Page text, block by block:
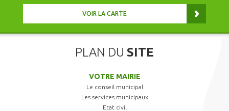
VOIR LA CARTE
PLAN DU SITE
VOTRE MAIRIE
Le conseil municipal
Les services municipaux
Etat civil